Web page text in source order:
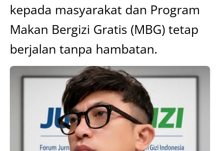
kepada masyarakat dan Program
Makan Bergizi Gratis (MBG) tetap
berjalan tanpa hambatan.